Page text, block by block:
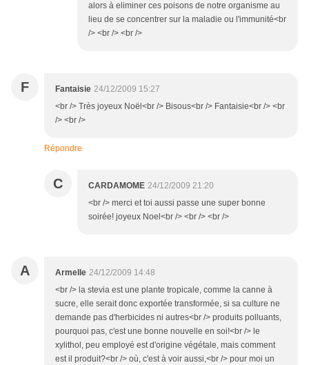
alors à eliminer ces poisons de notre organisme au
lieu de se concentrer sur la maladie ou l'immunité<br
/> <br /> <br />
F Fantaisie 24/12/2009 15:27
<br /> Très joyeux Noël<br /> Bisous<br /> Fantaisie<br /> <br
/> <br />
Répondre
C CARDAMOME 24/12/2009 21:20
<br /> merci et toi aussi passe une super bonne
soirée! joyeux Noel<br /> <br /> <br />
A Armelle 24/12/2009 14:48
<br /> la stevia est une plante tropicale, comme la canne à
sucre, elle serait donc exportée transformée, si sa culture ne
demande pas d'herbicides ni autres<br /> produits polluants,
pourquoi pas, c'est une bonne nouvelle en soi!<br /> le
xylithol, peu employé est d'origine végétale, mais comment
est il produit?<br /> où, c'est à voir aussi,<br /> pour moi un